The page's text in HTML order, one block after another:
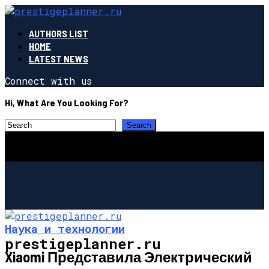
AUTHORS LIST
HOME
LATEST NEWS
Connect with us
Hi, What Are You Looking For?
prestigeplanner.ru
Наука и технологии
Xiaomi Представила Электрический